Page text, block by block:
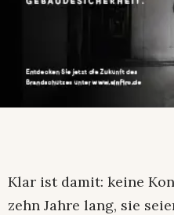
Klar ist damit: keine
zehn Jahre lang, sie